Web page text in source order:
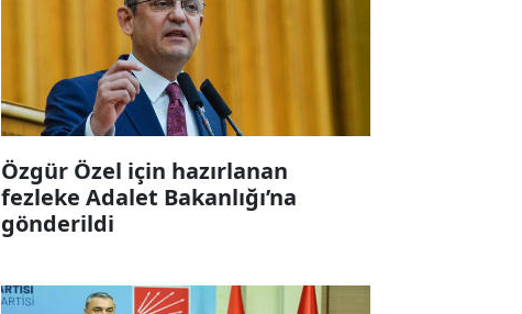
Özgür Özel için hazırlanan
fezleke Adalet Bakanlığı’na
gönderildi